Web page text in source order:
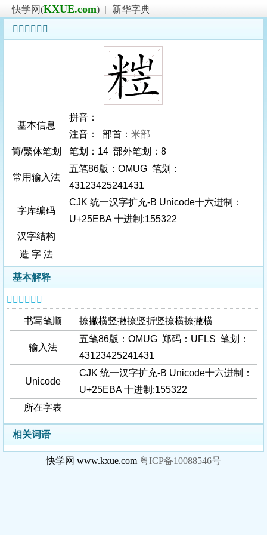
快学网(KXUE.com) |
新华字典
𥺺字基本信息
基本信息
拼音：
注音： 部首： 米部
简/繁体笔划
笔划：14 部外笔划：8
常用输入法
五笔86版：OMUG 笔划：
43123425241431
字库编码
CJK 统一汉字扩充-B Unicode十六进制：
U+25EBA 十进制:155322
汉字结构
造 字 法
基本解释
𥺺字基本信息
书写笔顺 捺撇横竖撇捺竖折竖捺横捺撇横
输入法
五笔86版：OMUG 郑码：UFLS 笔划：
43123425241431
Unicode
CJK 统一汉字扩充-B Unicode十六进制：
U+25EBA 十进制:155322
所在字表
相关词语
快学网 www.kxue.com 粤ICP备10088546号